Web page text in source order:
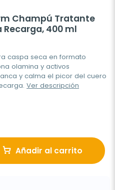
Champú Tratante
400 ml
caspa seca en formato
olamina y activos
y calma el picor del cuero
Ver descripción
Añadir al carrito